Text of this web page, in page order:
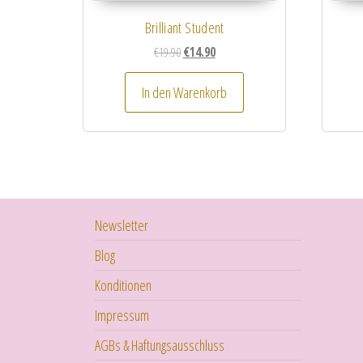
Brilliant Student
€19.90 Ursprünglicher Preis war: €19.90
€14.90Aktueller Preis ist: €14.90.
In den Warenkorb
Newsletter
Blog
Konditionen
Impressum
AGBs & Haftungsausschluss